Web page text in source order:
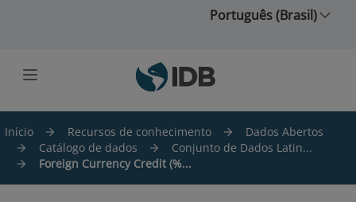
Português (Brasil)
Início Recursos de conhecimento
Dados Abertos
Catálogo de dados
Conjunto de Dados Latin...
Foreign Currency Credit (%...